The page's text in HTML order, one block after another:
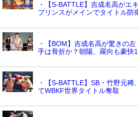
・【S-BATTLE】吉成名高がエ
プリンスがメインでタイトル防
・【BOM】吉成名高が驚きの
手は骨折か？朝陽、羅向も豪快
・【S-BATTLE】SB・竹野元
てWBKF世界タイトル奪取